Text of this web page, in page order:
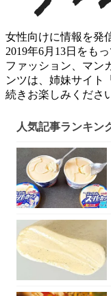
女性向けに情報を発
2019年6月13日をも
ファッション、マン
ンツは、姉妹サイト
続きお楽しみくださ
人気記事ランキン